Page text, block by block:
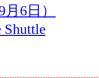
6日）
Shuttle